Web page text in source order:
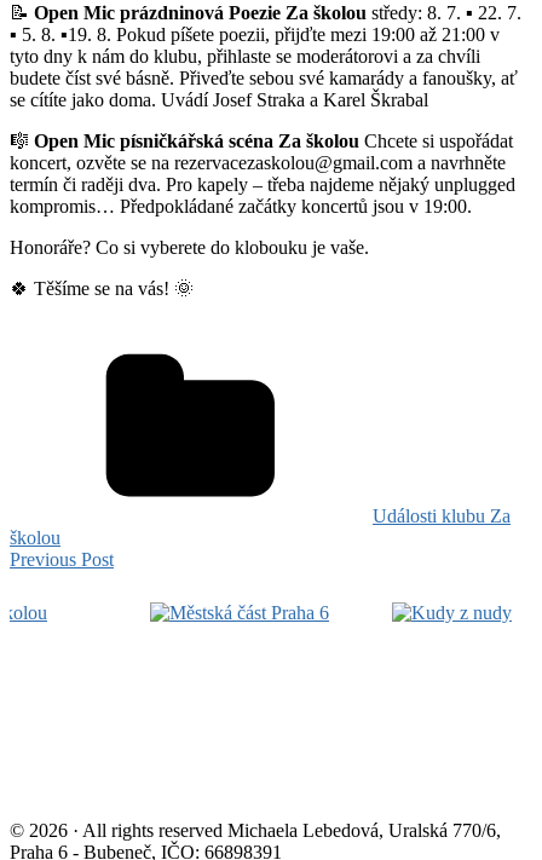
📝 Open Mic prázdninová Poezie Za školou středy: 8. 7. ▪️ 22. 7.
▪️ 5. 8. ▪️19. 8. Pokud píšete poezii, přijďte mezi 19:00 až 21:00 v
tyto dny k nám do klubu, přihlaste se moderátorovi a za chvíli
budete číst své básně. Přiveďte sebou své kamarády a fanoušky, ať
se cítíte jako doma. Uvádí Josef Straka a Karel Škrabal
🎼 Open Mic písničkářská scéna Za školou Chcete si uspořádat
koncert, ozvěte se na rezervacezaskolou@gmail.com a navrhněte
termín či raději dva. Pro kapely – třeba najdeme nějaký unplugged
kompromis… Předpokládané začátky koncertů jsou v 19:00.
Honoráře? Co si vyberete do klobouku je vaše.
🍀 Těšíme se na vás! 🌞
Události klubu Za
školou
Navigace
příspěvek
Previous PostFESTIVAL
Footer
© 2026 · All rights reserved Michaela Lebedová, Uralská 770/6,
Praha 6 - Bubeneč, IČO: 66898391